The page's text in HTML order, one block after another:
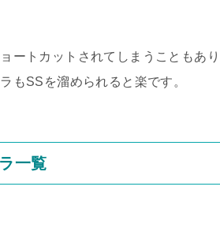
ートカットされてしまうこともあ
もSSを溜められると楽です。
一覧